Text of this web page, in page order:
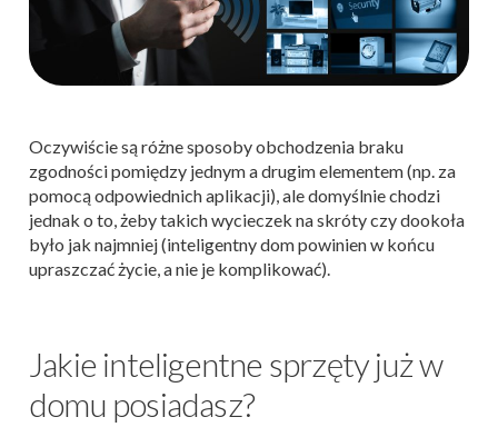
Oczywiście są różne sposoby obchodzenia braku
zgodności pomiędzy jednym a drugim elementem (np. za
pomocą odpowiednich aplikacji), ale domyślnie chodzi
jednak o to, żeby takich wycieczek na skróty czy dookoła
było jak najmniej (inteligentny dom powinien w końcu
upraszczać życie, a nie je komplikować).
Jakie inteligentne sprzęty już w
domu posiadasz?